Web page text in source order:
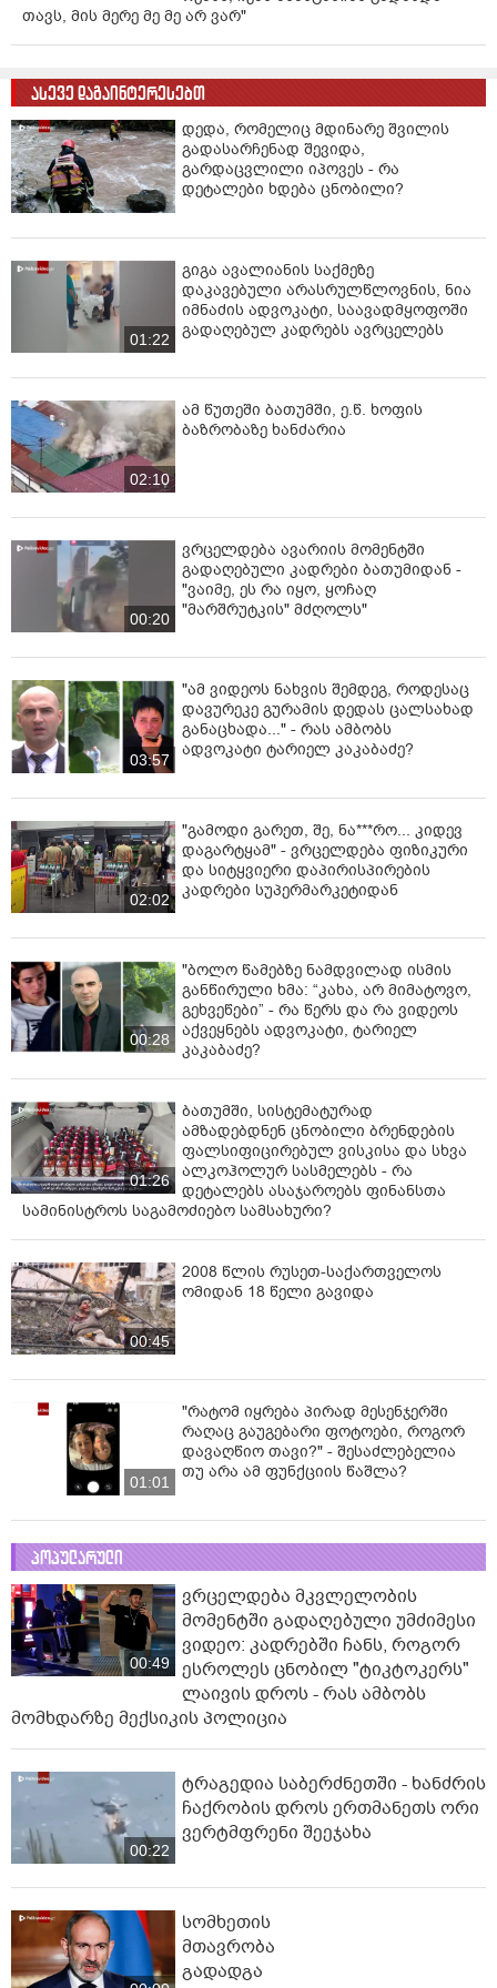
დაც­ვლილს მე­უღ­ლე და მცი­რე­წლო­ვა­ნი შვი­ლი დარ­ჩა.
თავს, მის მერე მე მე არ ვარ"
ასევე დაგაინტერესებთ
დედა, რომელიც მდინარე შვილის
გადასარჩენად შევიდა,
გარდაცვლილი იპოვეს - რა
დეტალები ხდება ცნობილი?
01:22
გიგა ავალიანის საქმეზე
დაკავებული არასრულწლოვნის, ნია
იმნაძის ადვოკატი, საავადმყოფოში
გადაღებულ კადრებს ავრცელებს
02:10
ამ წუთეში ბათუმში, ე.წ. ხოფის
ბაზრობაზე ხანძარია
00:20
ვრცელდება ავარიის მომენტში
გადაღებული კადრები ბათუმიდან -
"ვაიმე, ეს რა იყო, ყოჩაღ
"მარშრუტკის" მძღოლს"
03:57
"ამ ვიდეოს ნახვის შემდეგ, როდესაც
დავურეკე გურამის დედას ცალსახად
განაცხადა..." - რას ამბობს
ადვოკატი ტარიელ კაკაბაძე?
02:02
"გამოდი გარეთ, შე, ნა***რო... კიდევ
დაგარტყამ" - ვრცელდება ფიზიკური
და სიტყვიერი დაპირისპირების
კადრები სუპერმარკეტიდან
00:28
"ბოლო წამებზე ნამდვილად ისმის
განწირული ხმა: “კახა, არ მიმატოვო,
გეხვეწები” - რა წერს და რა ვიდეოს
აქვეყნებს ადვოკატი, ტარიელ
კაკაბაძე?
01:26
ბათუმში, სისტემატურად
ამზადებდნენ ცნობილი ბრენდების
ფალსიფიცირებულ ვისკისა და სხვა
ალკოჰოლურ სასმელებს - რა
დეტალებს ასაჯაროებს ფინანსთა
სამინისტროს საგამოძიებო სამსახური?
00:45
2008 წლის რუსეთ-საქართველოს
ომიდან 18 წელი გავიდა
01:01
"რატომ იყრება პირად მესენჯერში
რაღაც გაუგებარი ფოტოები, როგორ
დავაღწიო თავი?" - შესაძლებელია
თუ არა ამ ფუნქციის წაშლა?
პოპულარული
00:49
ვრცელდება მკვლელობის
მომენტში გადაღებული უმძიმესი
ვიდეო: კადრებში ჩანს, როგორ
ესროლეს ცნობილ "ტიკტოკერს"
ლაივის დროს - რას ამბობს
მომხდარზე მექსიკის პოლიცია
00:22
ტრაგედია საბერძნეთში - ხანძრის
ჩაქრობის დროს ერთმანეთს ორი
ვერტმფრენი შეეჯახა
სომხეთის
მთავრობა
გადადგა